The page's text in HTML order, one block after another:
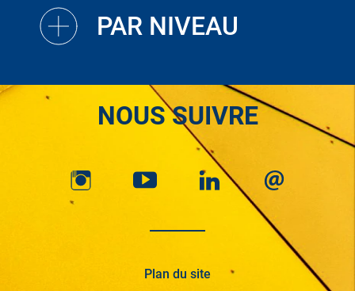
PAR NIVEAU
NOUS SUIVRE
Plan du site